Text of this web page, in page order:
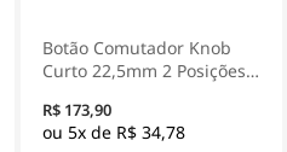
Botão Comutador Knob
Curto 22,5mm 2 Posições
XB5AD25 - Schneider
Electric
R$ 173,90
5x de R$ 34,78